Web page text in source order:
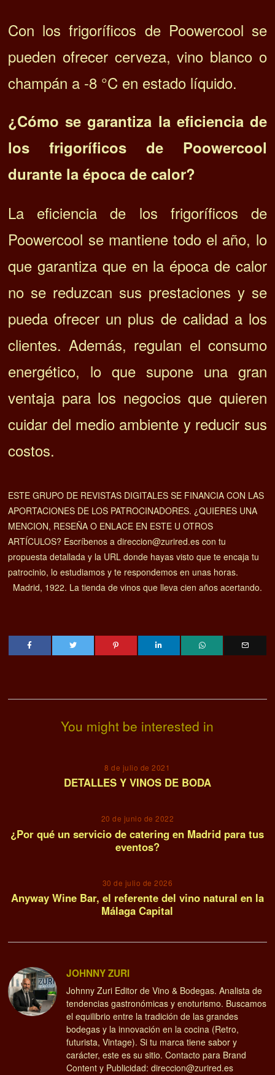
Con los frigoríficos de Poowercool se
pueden ofrecer cerveza, vino blanco o
champán a -8 °C en estado líquido.
¿Cómo se garantiza la eficiencia de
los frigoríficos de Poowercool
durante la época de calor?
La eficiencia de los frigoríficos de
Poowercool se mantiene todo el año, lo
que garantiza que en la época de calor
no se reduzcan sus prestaciones y se
pueda ofrecer un plus de calidad a los
clientes. Además, regulan el consumo
energético, lo que supone una gran
ventaja para los negocios que quieren
cuidar del medio ambiente y reducir sus
costos.
ESTE GRUPO DE REVISTAS DIGITALES SE FINANCIA CON LAS
APORTACIONES DE LOS PATROCINADORES. ¿QUIERES UNA
MENCION, RESEÑA O ENLACE EN ESTE U OTROS
ARTÍCULOS? Escríbenos a direccion@zurired.es con tu
propuesta detallada y la URL donde hayas visto que te encaja tu
patrocinio, lo estudiamos y te respondemos en unas horas.
Madrid, 1922. La tienda de vinos que lleva cien años acertando.
You might be interested in
8 de julio de 2021
DETALLES Y VINOS DE BODA
20 de junio de 2022
¿Por qué un servicio de catering en Madrid para tus
eventos?
30 de julio de 2026
Anyway Wine Bar, el referente del vino natural en la
Málaga Capital
JOHNNY ZURI
Johnny Zuri Editor de Vino & Bodegas. Analista de
tendencias gastronómicas y enoturismo. Buscamos
el equilibrio entre la tradición de las grandes
bodegas y la innovación en la cocina (Retro,
futurista, Vintage). Si tu marca tiene sabor y
carácter, este es su sitio. Contacto para Brand
Content y Publicidad: direccion@zurired.es